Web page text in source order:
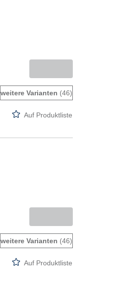
weitere Varianten (46)
Auf Produktliste
weitere Varianten (46)
Auf Produktliste